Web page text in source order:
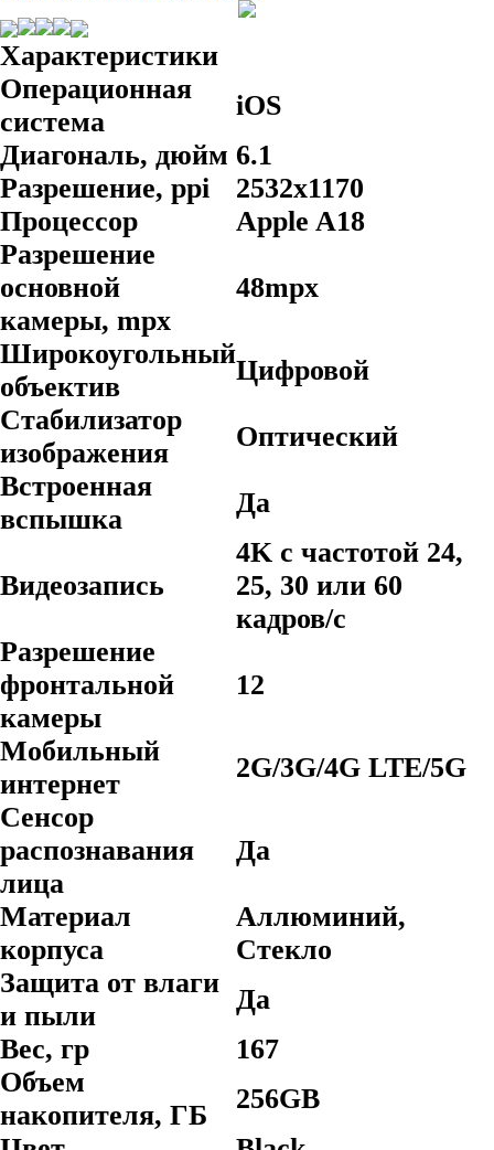
Характеристики
Операционная
система
iOS
Диагональ, дюйм 6.1
Разрешение, ppi
2532x1170
Процессор
Apple A18
Разрешение
основной
камеры, mpx
48mpx
Широкоугольный
объектив
Цифровой
Стабилизатор
изображения
Оптический
Встроенная
вспышка
Да
Видеозапись
4K с частотой 24,
25, 30 или 60
кадров/ с
Разрешение
фронтальной
камеры
12
Мобильный
интернет
2G/3G/4G LTE/5G
Сенсор
распознавания
лица
Да
Материал
корпуса
Аллюминий,
Стекло
Защита от влаги
и пыли
Да
Вес, гр
167
Объем
накопителя, ГБ
256GB